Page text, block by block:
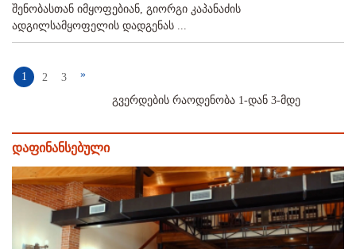
შენობასთან იმყოფებიან, გიორგი კაპანაძის
ადგილსამყოფელის დადგენას ...
1 2 3 »
გვერდების რაოდენობა 1-დან 3-მდე
დაფინანსებული